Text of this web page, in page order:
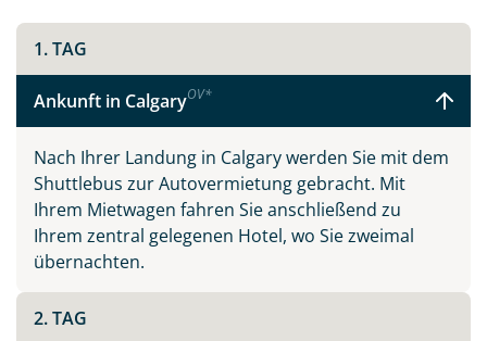
1. TAG
Ankunft in CalgaryOV*
Nach Ihrer Landung in Calgary werden Sie mit dem
Shuttlebus zur Autovermietung gebracht. Mit
Ihrem Mietwagen fahren Sie anschließend zu
Ihrem zentral gelegenen Hotel, wo Sie zweimal
übernachten.
2. TAG